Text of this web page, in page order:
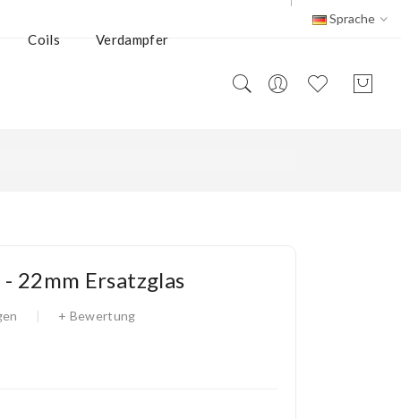
Sprache
Coils Verdampfer
22mm Ersatzglas
+ Bewertung